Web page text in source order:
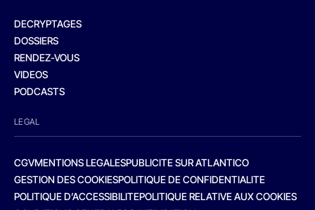
DECRYPTAGES
DOSSIERS
RENDEZ-VOUS
VIDEOS
PODCASTS
LEGAL
CGVMENTIONS LEGALESPUBLICITE SUR ATLANTICO
GESTION DES COOKIESPOLITIQUE DE CONFIDENTIALITE
POLITIQUE D’ACCESSIBILITEPOLITIQUE RELATIVE AUX COOKIES